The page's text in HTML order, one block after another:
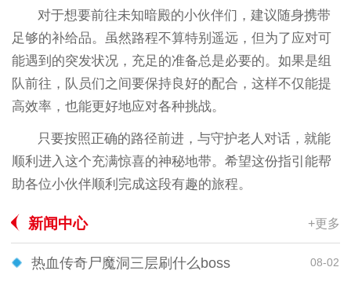
对于想要前往未知暗殿的小伙伴们，建议随身携带
足够的补给品。虽然路程不算特别遥远，但为了应对可
能遇到的突发状况，充足的准备总是必要的。如果是组
队前往，队员们之间要保持良好的配合，这样不仅能提
高效率，也能更好地应对各种挑战。
只要按照正确的路径前进，与守护老人对话，就能
顺利进入这个充满惊喜的神秘地带。希望这份指引能帮
助各位小伙伴顺利完成这段有趣的旅程。
新闻中心 +更多
热血传奇尸魔洞三层刷什么boss 08-02